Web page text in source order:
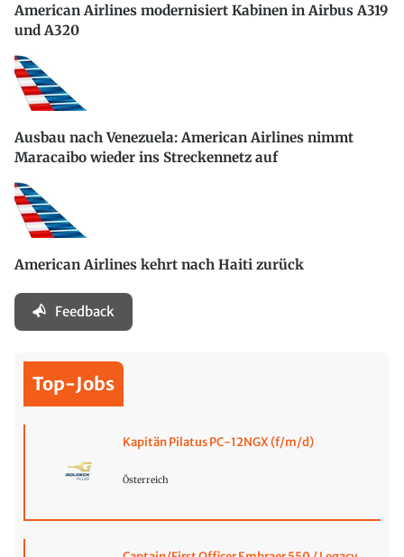
American Airlines modernisiert Kabinen in Airbus A319
und A320
Ausbau nach Venezuela: American Airlines nimmt
Maracaibo wieder ins Streckennetz auf
American Airlines kehrt nach Haiti zurück
Feedback
Top-Jobs
Kapitän Pilatus PC-12NGX (f/m/d)
Österreich